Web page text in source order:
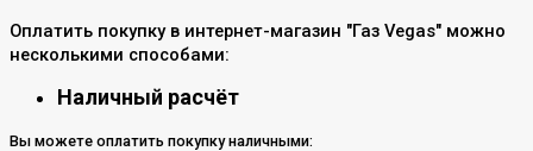
Оплатить покупку в интернет-магазин "Газ Vegas" можно
несколькими способами:
Наличный расчёт
Вы можете оплатить покупку наличными: